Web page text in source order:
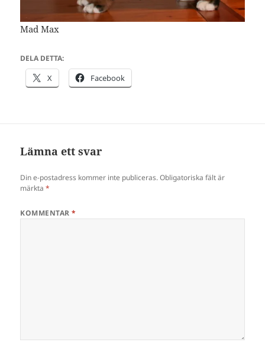
Mad Max
DELA DETTA:
X Facebook
Lämna ett svar
Din e-postadress kommer inte publiceras. Obligatoriska fält är
märkta*
KOMMENTAR*